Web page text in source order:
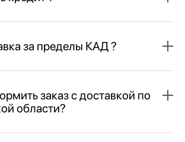
за пределы КАД ?
заказ с доставкой по
области?